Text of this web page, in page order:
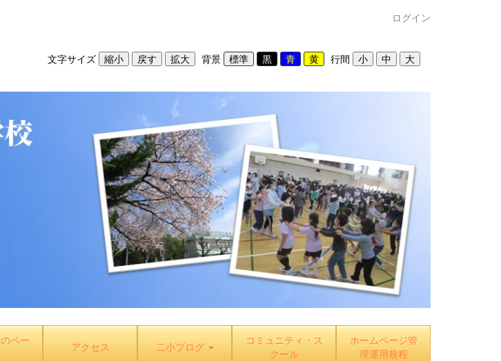
ログイン
文字サイズ 背景 行間
ペー
アクセス 二小ブログ
コミュニティ・ス
クール
ホームページ管
理運用規程